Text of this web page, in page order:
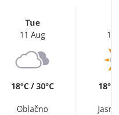
Tue
11 Aug
18°C / 30°C
Oblačno
12
18°C